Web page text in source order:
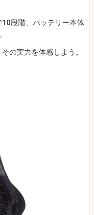
段階、バッテリー本体
の実力を体感しよう。